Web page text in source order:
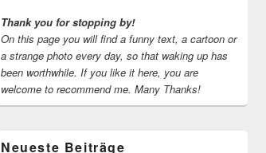
Thank you for stopping by!
On this page you will find a funny text, a cartoon or
a strange photo every day, so that waking up has
been worthwhile. If you like it here, you are
welcome to recommend me. Many Thanks!
Neueste Beiträge